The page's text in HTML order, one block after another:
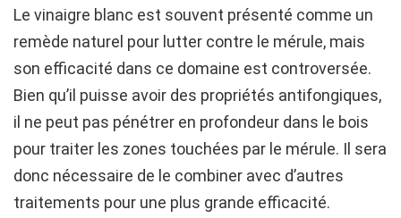
Le vinaigre blanc est souvent présenté comme un
remède naturel pour lutter contre le mérule, mais
son efficacité dans ce domaine est controversée.
Bien qu’il puisse avoir des propriétés antifongiques,
il ne peut pas pénétrer en profondeur dans le bois
pour traiter les zones touchées par le mérule. Il sera
donc nécessaire de le combiner avec d’autres
traitements pour une plus grande efficacité.